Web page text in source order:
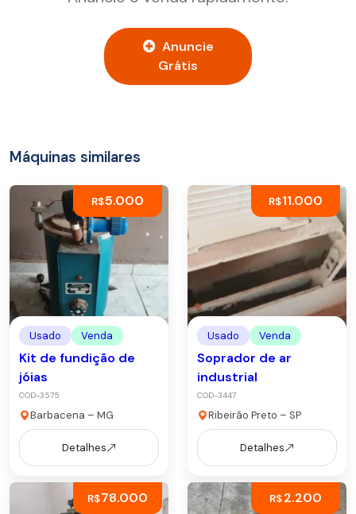
Anuncie
Grátis
Máquinas similares
R$5.000
Usado Venda
Kit de fundição de
jóias
COD-3575
Barbacena – MG
Detalhes
R$11.000
Usado Venda
Soprador de ar
industrial
COD-3447
Ribeirão Preto – SP
Detalhes
R$78.000 R$2.200